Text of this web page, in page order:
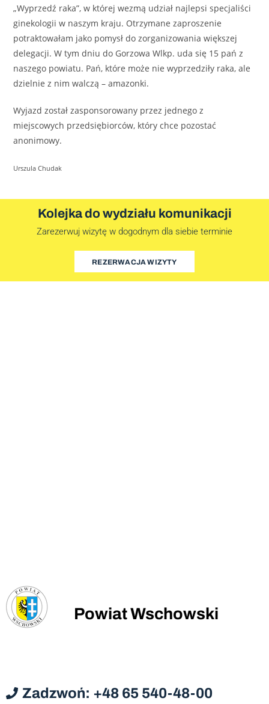
„Wyprzedź raka”, w której wezmą udział najlepsi specjaliści
ginekologii w naszym kraju. Otrzymane zaproszenie
potraktowałam jako pomysł do zorganizowania większej
delegacji. W tym dniu do Gorzowa Wlkp. uda się 15 pań z
naszego powiatu. Pań, które może nie wyprzedziły raka, ale
dzielnie z nim walczą – amazonki.
Wyjazd został zasponsorowany przez jednego z
miejscowych przedsiębiorców, który chce pozostać
anonimowy.
Urszula Chudak
Kolejka do wydziału komunikacji
Zarezerwuj wizytę w dogodnym dla siebie terminie
REZERWACJA WIZYTY
Powiat Wschowski
Zadzwoń: +48 65 540-48-00